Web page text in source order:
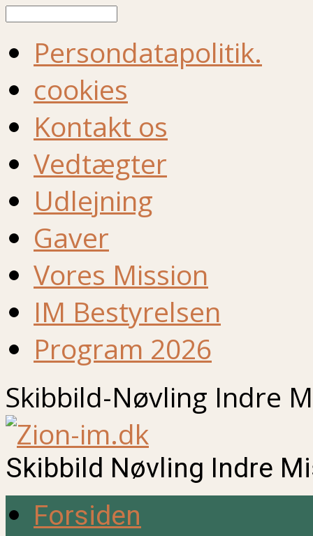
Persondatapolitik.
cookies
Kontakt os
Vedtægter
Udlejning
Gaver
Vores Mission
IM Bestyrelsen
Program 2026
Skibbild-Nøvling Indre
Skibbild Nøvling Indre
Forsiden